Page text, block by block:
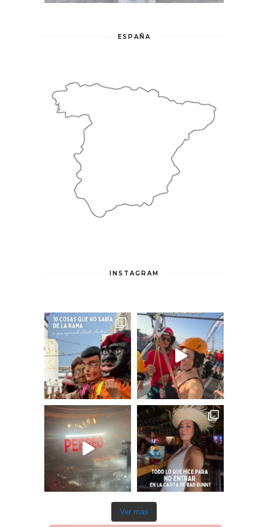
ESPAÑA
INSTAGRAM
Ver más